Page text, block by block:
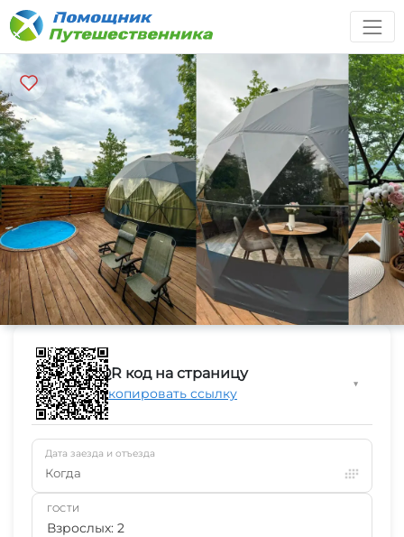
QR код на страницу
Скопировать ссылку
▼
Дата заезда и отъезда
Когда
ГОСТИ
Взрослых: 2